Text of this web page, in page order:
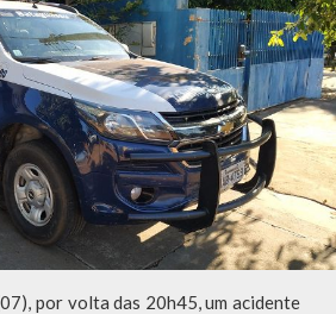
por volta das 20h45, um acidente